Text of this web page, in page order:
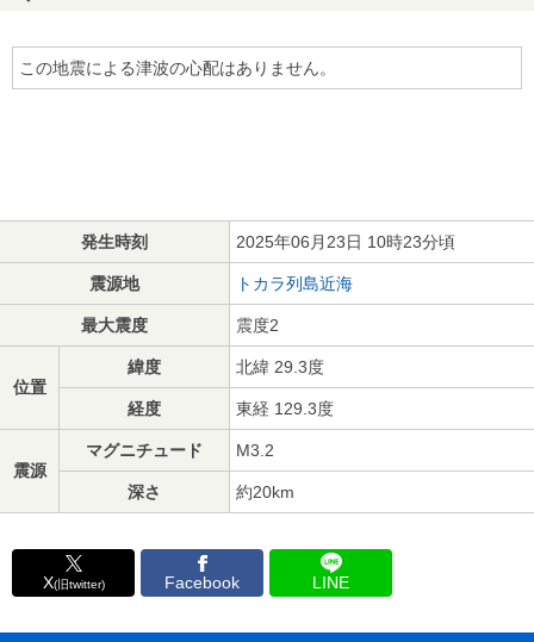
この地震による津波の心配はありません。
発生時刻 2025年06月23日 10時23分頃
震源地 トカラ列島近海
最大震度 震度2
位置
緯度 北緯 29.3度
経度 東経 129.3度
震源
マグニチュード M3.2
深さ 約20km
X(旧twitter) Facebook LINE